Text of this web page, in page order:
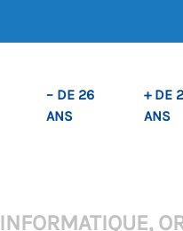
– DE 26
ANS
+ DE
ANS